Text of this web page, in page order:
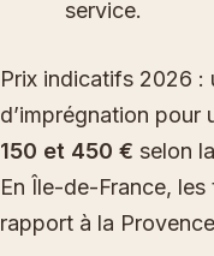
service.
Prix indicatifs 2026 :
d’imprégnation pour
150 et 450 € selon
En Île-de-France,
rapport à la